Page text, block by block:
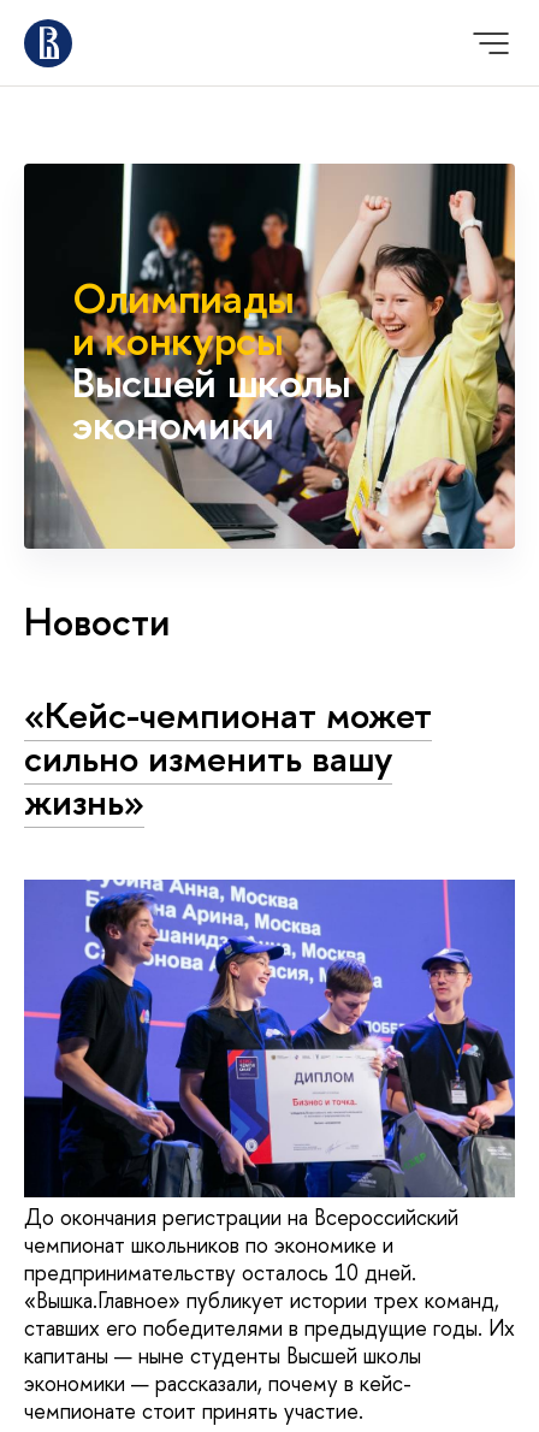
Олимпиады
и конкурсы
Высшей школы
экономики
Новости
«Кейс-чемпионат может
сильно изменить вашу
жизнь»
До окончания регистрации на Всероссийский
чемпионат школьников по экономике и
предпринимательству осталось 10 дней.
«Вышка.Главное» публикует истории трех команд,
ставших его победителями в предыдущие годы. Их
капитаны — ныне студенты Высшей школы
экономики — рассказали, почему в кейс-
чемпионате стоит принять участие.